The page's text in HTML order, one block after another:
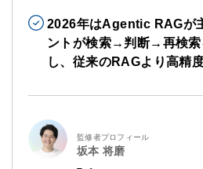
2026年はAgentic RAGが
ントが検索→判断→再検索
し、従来のRAGより高精
監修者プロフィール
坂本 将磨